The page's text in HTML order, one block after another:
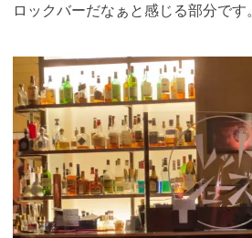
ロックバーだなぁと感じる部分です。